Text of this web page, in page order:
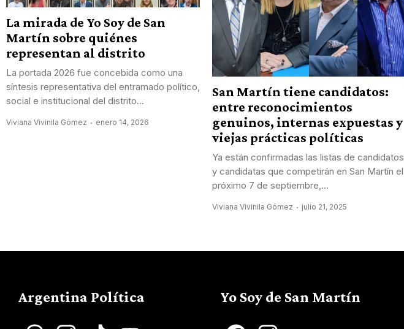
La mirada de Yo Soy de San
Martín sobre quiénes
representan al distrito
La portada 2026 fue concebida como una
síntesis representativa del entramado político,
social e institucional del distrito...
Viviana Vivinila Gómez enero 14, 2026
San Martín tiene candidatos:
entre reconocimientos
genuinos, internas expuestas y
viejas prácticas políticas
Ya están confirmadas las listas de candidatos
y candidatas que competirán en San Martín el
próximo 7 de septiembre,...
Viviana Vivinila Gómez julio 21, 2025
Argentina Política Yo Soy de San Martín